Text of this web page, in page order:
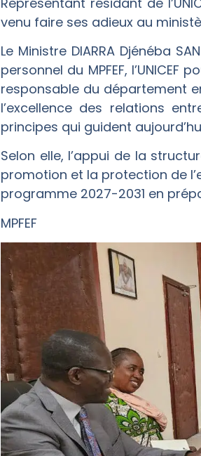
venu faire ses adieux au
Le Ministre DIARRA Djénéba
personnel du MPFEF,
responsable du département
l’excellence des relations
principes qui guident
Selon elle, l’appui de la
promotion et la protection de
programme 2027-2031 en
MPFEF